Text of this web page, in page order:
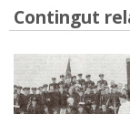
Contingut